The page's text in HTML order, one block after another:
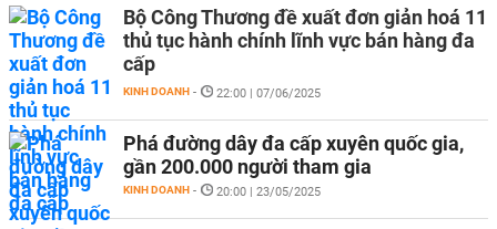
Bộ Công Thương đề xuất đơn giản hoá 11
thủ tục hành chính lĩnh vực bán hàng đa
cấp
KINH DOANH - 22:00 | 07/06/2025
Phá đường dây đa cấp xuyên quốc gia,
gần 200.000 người tham gia
KINH DOANH - 20:00 | 23/05/2025